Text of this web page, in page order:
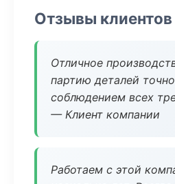
Отзывы клиентов
Отличное
партию деталей
соблюдением всех
— Клиент компании
Работаем с этой